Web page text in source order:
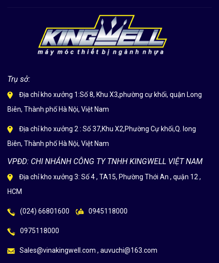
Trụ sở:
Địa chỉ kho xưởng 1:Số 8, Khu X3,phường cự khối, quận Long
Biên, Thành phố Hà Nội, Việt Nam
Địa chỉ kho xưởng 2 : Số 37,Khu X2,Phường Cự khối,Q. long
Biên, Thành phố Hà Nội, Việt Nam
VPĐD: CHI NHÁNH CÔNG TY TNHH KINGWELL VIỆT NAM
Địa chỉ kho xưởng 3: Số 4 , TA15, Phường Thới An , quận 12 ,
HCM
(024) 66801600 0945118000
0975118000
Sales@vinakingwell.com , auvuchi@163.com